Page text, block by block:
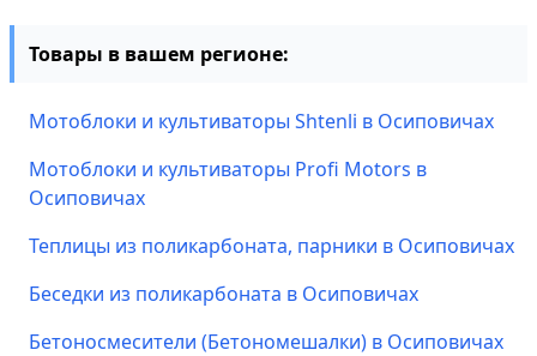
Товары в вашем регионе:
Мотоблоки и культиваторы Shtenli в Осиповичах
Мотоблоки и культиваторы Profi Motors в
Осиповичах
Теплицы из поликарбоната, парники в Осиповичах
Беседки из поликарбоната в Осиповичах
Бетоносмесители (Бетономешалки) в Осиповичах